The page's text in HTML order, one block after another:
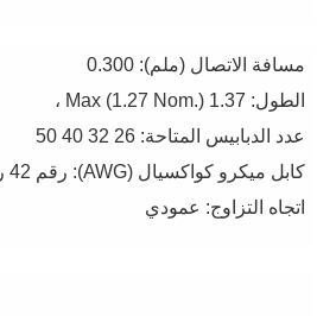
مسافة الاتصال (ملم): 0.300
الطول: 1.37 Max (1.27 Nom.) ،
عدد الدبابيس المتاحة: 26
32
40
50
كابل ميكرو كواكسيال (AWG):
رقم 42
اتجاه التزاوج: عمودي